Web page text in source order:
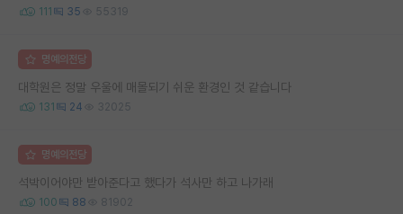
111 35 55319
명예의전당
대학원은 정말 우울에 매몰되기 쉬운 환경인 것 같습니다
131 24 32025
명예의전당
석박이어야만 받아준다고 했다가 석사만 하고 나가래
100 88 81902